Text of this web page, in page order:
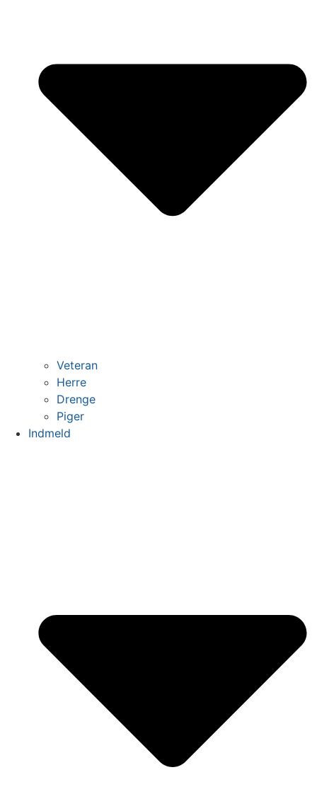
Veteran
Herre
Drenge
Piger
Indmeld